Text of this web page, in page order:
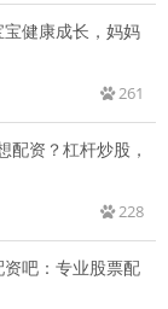
健康成长，妈妈
261
配资？杠杆炒股，
228
吧：专业股票配